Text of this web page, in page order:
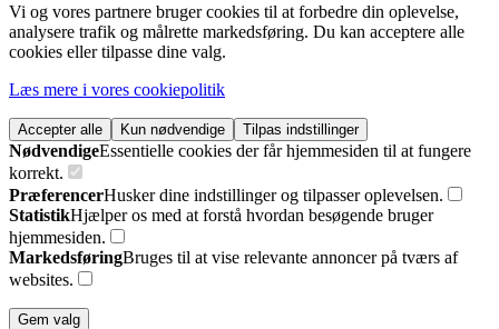
Vi og vores partnere bruger cookies til at forbedre din oplevelse,
analysere trafik og målrette markedsføring. Du kan acceptere alle
cookies eller tilpasse dine valg.
Læs mere i vores cookiepolitik
Accepter alle Kun nødvendige Tilpas indstillinger
NødvendigeEssentielle cookies der får hjemmesiden til at fungere
korrekt.
PræferencerHusker dine indstillinger og tilpasser oplevelsen.
StatistikHjælper os med at forstå hvordan besøgende bruger
hjemmesiden.
MarkedsføringBruges til at vise relevante annoncer på tværs af
websites.
Gem valg